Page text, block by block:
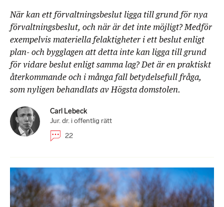
När kan ett förvaltningsbeslut ligga till grund för nya
förvaltningsbeslut, och när är det inte möjligt? Medför
exempelvis materiella felaktigheter i ett beslut enligt
plan- och bygglagen att detta inte kan ligga till grund
för vidare beslut enligt samma lag? Det är en praktiskt
återkommande och i många fall betydelsefull fråga,
som nyligen behandlats av Högsta domstolen.
Carl Lebeck
Jur. dr. i offentlig rätt
22